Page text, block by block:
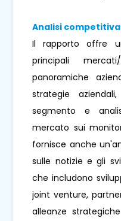
Analisi
Il rapporto offre
principali
panoramiche
strategie
segmento e
mercato sui
fornisce anche
sulle notizie e gli
che includono
joint venture,
alleanze